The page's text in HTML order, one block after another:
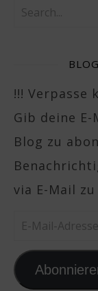
!!! Verpasse
Gib deine
Blog zu
via E-Mail
E-Mail-